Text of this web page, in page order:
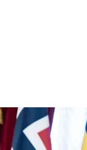
Зеленский вместе с
Офис
Украину